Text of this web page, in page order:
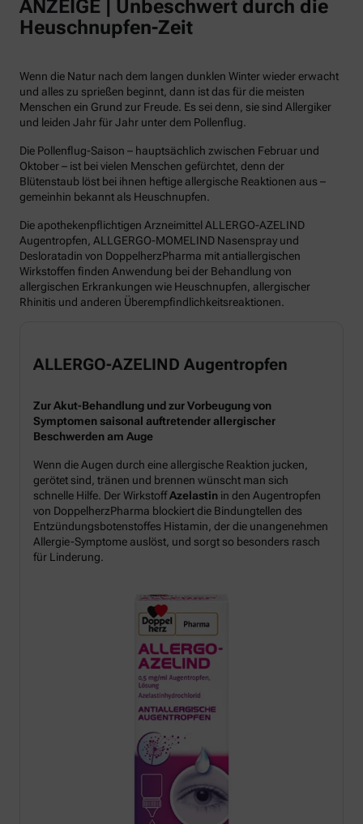
ANZEIGE | Unbeschwert durch die
Heuschnupfen-Zeit
Wenn die Natur nach dem langen dunklen Winter wieder erwacht
und alles zu sprießen beginnt, dann ist das für die meisten
Menschen ein Grund zur Freude. Es sei denn, sie sind Allergiker
und leiden Jahr für Jahr unter dem Pollenflug.
Die Pollenflug-Saison – hauptsächlich zwischen Februar und
Oktober – ist bei vielen Menschen gefürchtet, denn der
Blütenstaub löst bei ihnen heftige allergische Reaktionen aus –
gemeinhin bekannt als Heuschnupfen.
Die apothekenpflichtigen Arzneimittel ALLERGO-AZELIND
Augentropfen, ALLGERGO-MOMELIND Nasenspray und
Desloratadin von DoppelherzPharma mit antiallergischen
Wirkstoffen finden Anwendung bei der Behandlung von
allergischen Erkrankungen wie Heuschnupfen, allergischer
Rhinitis und anderen Überempfindlichkeitsreaktionen.
ALLERGO-AZELIND Augentropfen
Zur Akut-Behandlung und zur Vorbeugung von
Symptomen saisonal auftretender allergischer
Beschwerden am Auge
Wenn die Augen durch eine allergische Reaktion jucken,
gerötet sind, tränen und brennen wünscht man sich
schnelle Hilfe. Der WirkstoffAzelastin in den Augentropfen
von DoppelherzPharma blockiert die Bindungtellen des
Entzündungsbotenstoffes Histamin, der die unangenehmen
Allergie-Symptome auslöst, und sorgt so besonders rasch
für Linderung.